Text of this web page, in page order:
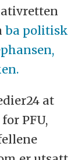
ba politisk
at
PFU,